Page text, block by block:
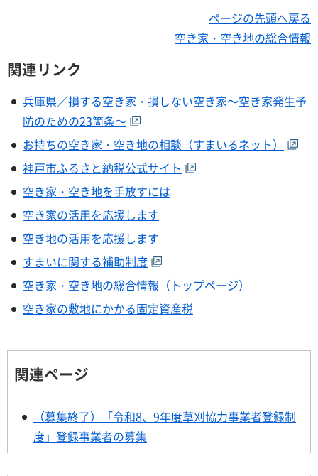
ページの先頭へ戻る
空き家・空き地の総合情報
関連リンク
兵庫県／損する空き家・損しない空き家～空き家発生予
防のための23箇条～
お持ちの空き家・空き地の相談（すまいるネット）
神戸市ふるさと納税公式サイト
空き家・空き地を手放すには
空き家の活用を応援します
空き地の活用を応援します
すまいに関する補助制度
空き家・空き地の総合情報（トップページ）
空き家の敷地にかかる固定資産税
関連ページ
（募集終了）「令和8、9年度草刈協力事業者登録制
度」登録事業者の募集